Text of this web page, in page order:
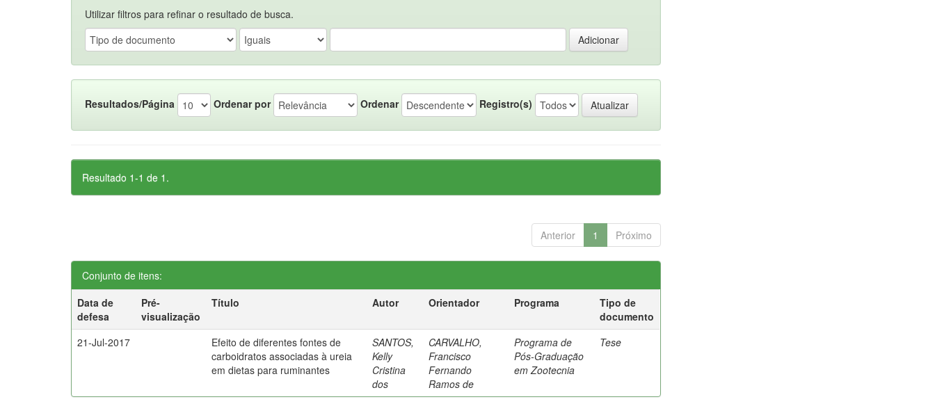
Utilizar filtros para refinar o resultado de busca.
Resultados/Página Ordenar por Ordenar Registro(s)
Resultado 1-1 de 1.
Anterior 1 Próximo
Conjunto de itens:
Data de
defesa
Pré-
visualização
Título Autor Orientador Programa
Tipo de
documento
21-Jul-2017
Efeito de diferentes fontes de
carboidratos associadas à ureia
em dietas para ruminantes
SANTOS,
Kelly
Cristina
dos
CARVALHO,
Francisco
Fernando
Ramos de
Programa de
Pós-Graduação
em Zootecnia
Tese